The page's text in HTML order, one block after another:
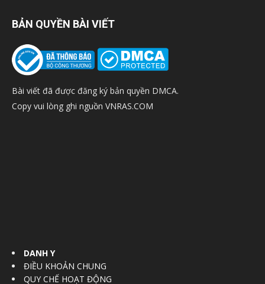
BẢN QUYỀN BÀI VIẾT
Bài viết đã được đăng ký bản quyền DMCA.
Copy vui lòng ghi nguồn VNRAS.COM
DANH Y
ĐIỀU KHOẢN CHUNG
QUY CHẾ HOẠT ĐỘNG